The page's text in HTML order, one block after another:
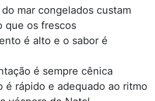
mar congelados custam
que os frescos
é alto e o sabor é
é sempre cênica
é rápido e adequado ao ritmo